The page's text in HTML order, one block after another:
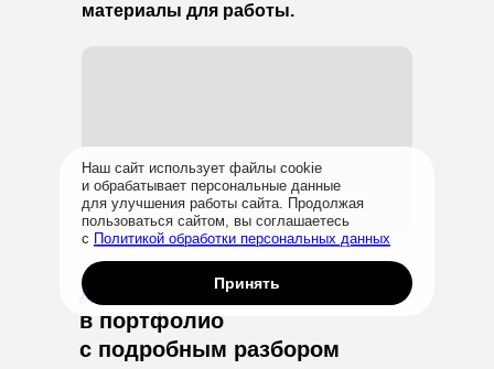
до 17
проектов
в портфолио
с подробным разбором
материалы для работы.
Принять
Наш сайт использует файлы cookie
и обрабатывает персональные данные
для улучшения работы сайта. Продолжая
пользоваться сайтом, вы соглашаетесь
с Политикой обработки персональных данных